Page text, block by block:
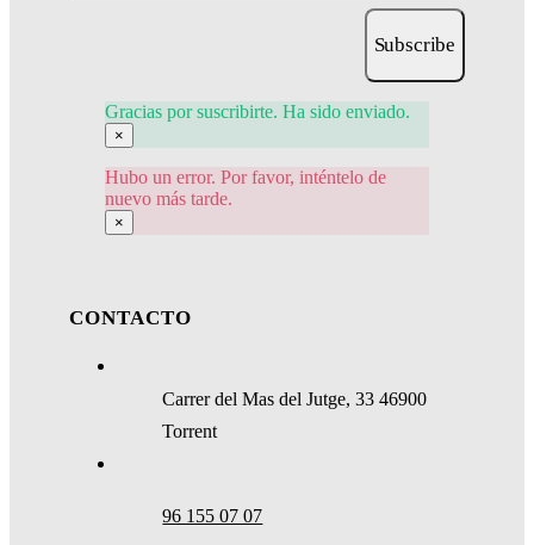
Subscribe
Gracias por suscribirte. Ha sido enviado.
×
Hubo un error. Por favor, inténtelo de
nuevo más tarde.
×
CONTACTO
Carrer del Mas del Jutge, 33 46900
Torrent
96 155 07 07